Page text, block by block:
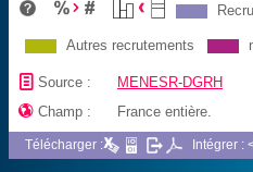
Autres recrutements
📄 Source : MENESR-DGRH
 Champ : France entière.
Télécharger : Intégrer :